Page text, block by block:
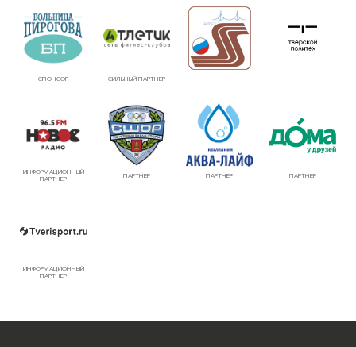
СПОНСОР СИЛЬНЫЙ ПАРТНЕР
ИНФОРМАЦИОННЫЙ
ПАРТНЕР
ПАРТНЕР ПАРТНЕР ПАРТНЕР
ИНФОРМАЦИОННЫЙ
ПАРТНЕР